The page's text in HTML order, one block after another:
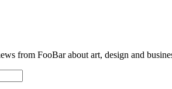
from FooBar about art, design and